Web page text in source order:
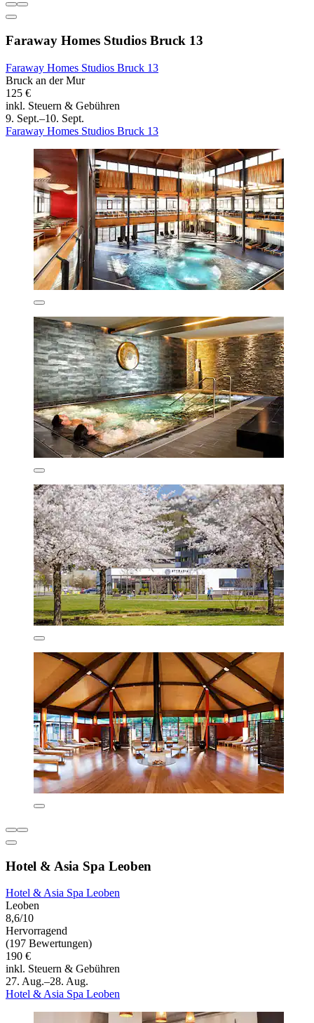
Faraway Homes Studios Bruck 13
Faraway Homes Studios Bruck 13
Bruck an der Mur
125 €
inkl. Steuern & Gebühren
9. Sept.–10. Sept.
Faraway Homes Studios Bruck 13
Hotel & Asia Spa Leoben
Hotel & Asia Spa Leoben
Leoben
8,6/10
Hervorragend
(197 Bewertungen)
190 €
inkl. Steuern & Gebühren
27. Aug.–28. Aug.
Hotel & Asia Spa Leoben